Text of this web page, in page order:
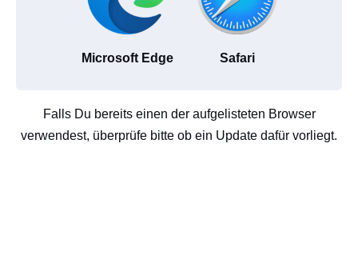
Microsoft Edge Safari
Falls Du bereits einen der aufgelisteten Browser
verwendest, überprüfe bitte ob ein Update dafür vorliegt.